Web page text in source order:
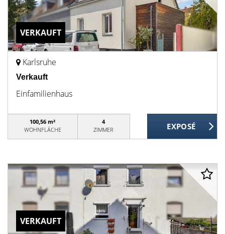
VERKAUFT
Karlsruhe
Verkauft
Einfamilienhaus
100,56 m²
WOHNFLÄCHE
4
ZIMMER
VERKAUFT